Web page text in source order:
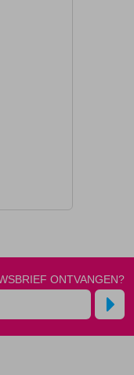
ONTVANGEN?